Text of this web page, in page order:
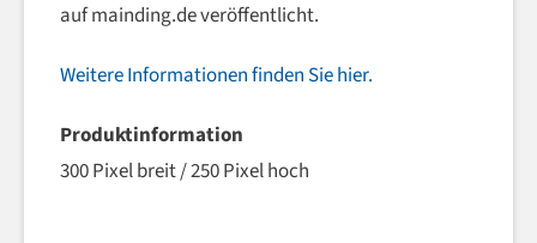
auf mainding.de veröffentlicht.
Weitere Informationen finden Sie hier.
Produktinformation
300 Pixel breit / 250 Pixel hoch